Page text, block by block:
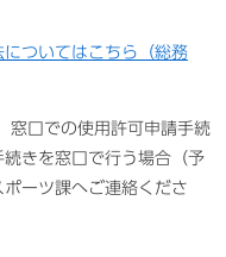
ついてはこちら（総務
窓口での使用許可申請手続
きを窓口で行う場合（予
ーツ課へご連絡くださ